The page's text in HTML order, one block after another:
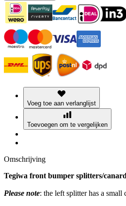
Voeg toe aan verlanglijst
Toevoegen om te vergelijken
Omschrijving
Tegiwa front bumper splitters/
Please note: the left splitter has a small